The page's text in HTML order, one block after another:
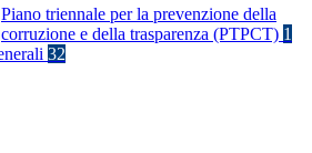
Piano triennale per la prevenzione della
corruzione e della trasparenza (PTPCT) 1
32